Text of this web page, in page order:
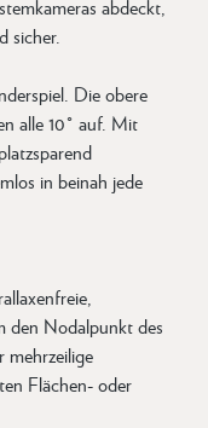
abdeckt,
sicher.
Die obere
alle 10° auf. Mit
in beinah jede
den Nodalpunkt des
mehrzeilige
Flächen- oder